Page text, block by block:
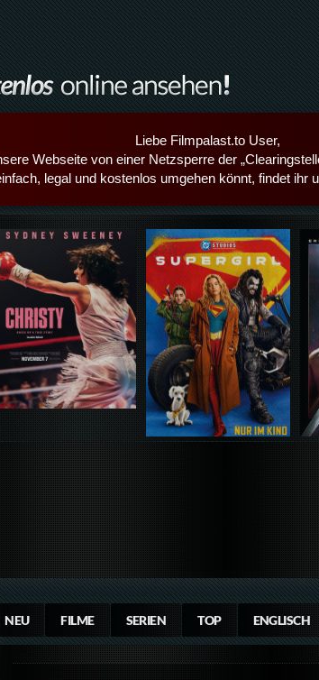
Liebe Filmpalast.to User,
Webseite von einer Netzsperre der
legal und kostenlos umgehen könnt, findet ihr
Details,Play Details,Play
NEU FILME SERIEN TOP ENGLISCH